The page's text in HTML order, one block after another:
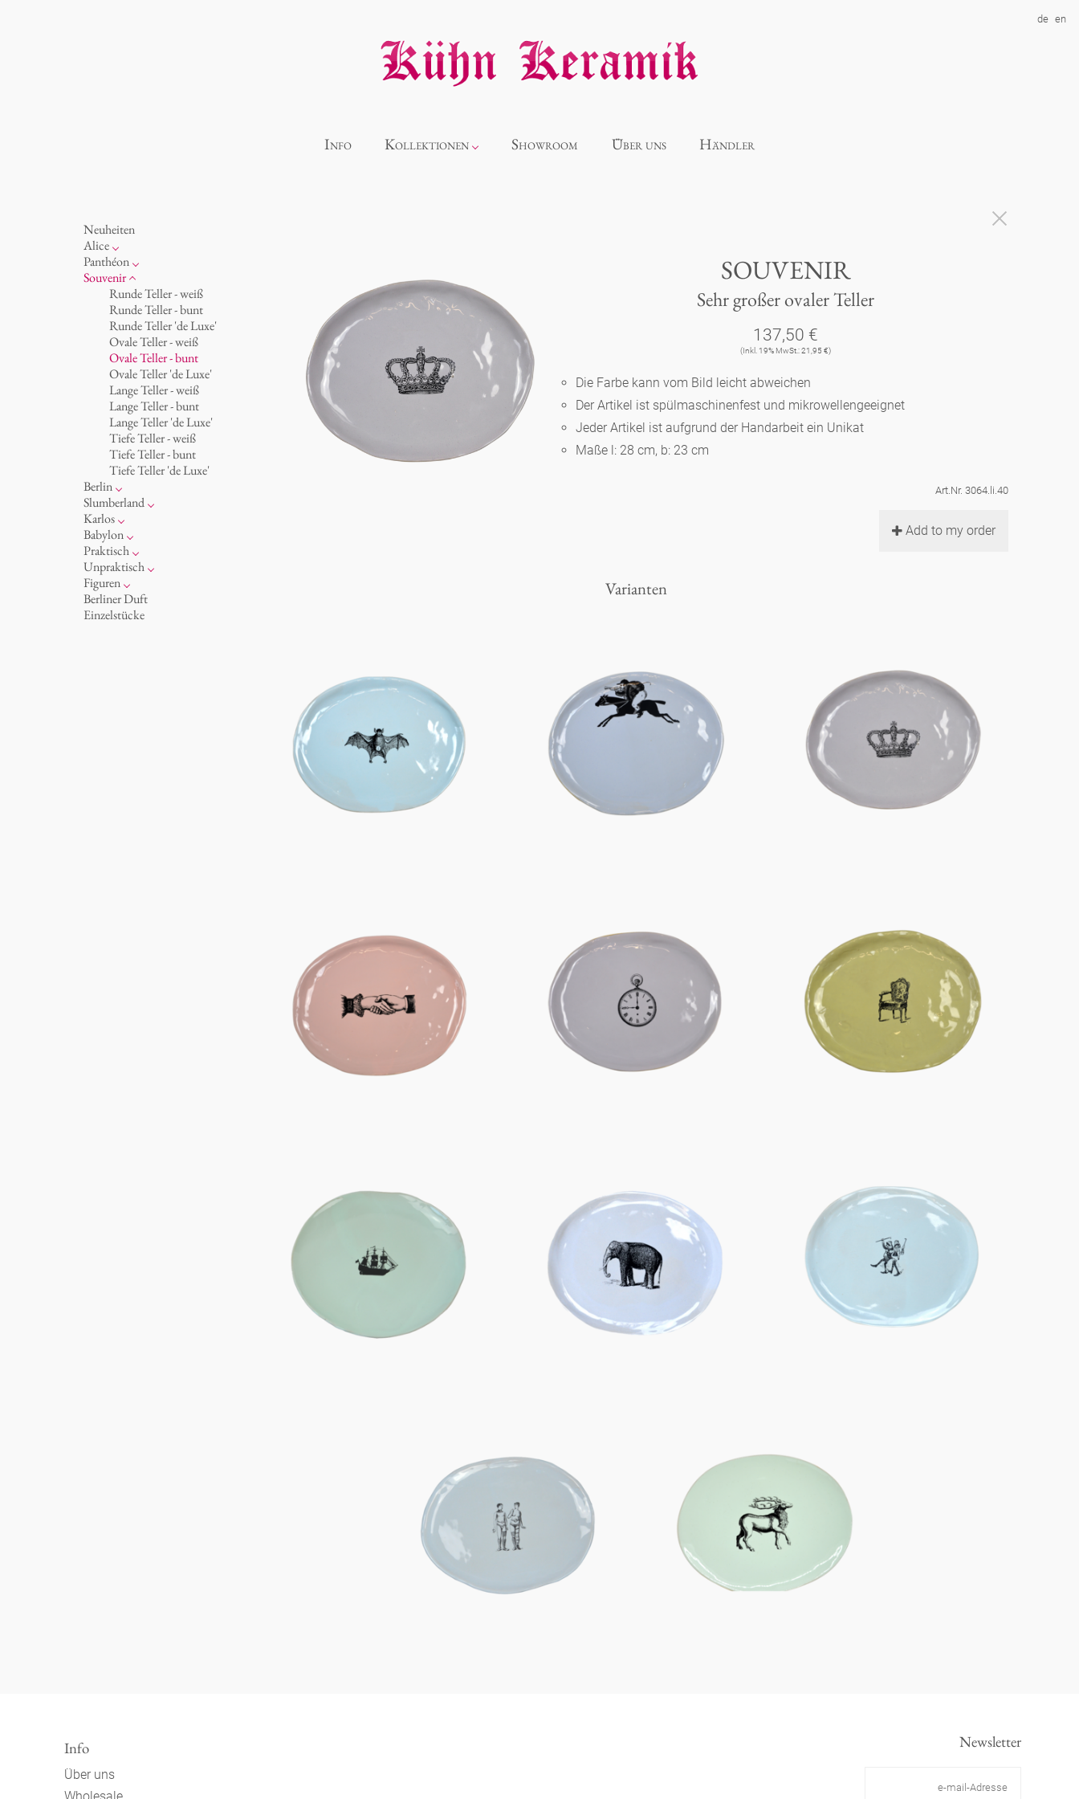
de en
Info Kollektionen
Panthéon
Souvenir
Slumberland
Unpraktisch
Figuren
Berliner Duft
Showroom Über uns Händler
Neuheiten
Alice
Porzellan
Ozean
Tassen 'Glam' weiß
Tassen - weiß
Tassen 'Glam'
Tassen 'de Luxe'
Becher
Becher 'de Luxe'
Schalen
Milchkännchen
Panthéon
Persönlichkeiten
Schriftsteller
Schauspieler
Künstler
Mode
Koch
Königlich
Humor
klassische Musiker
zeitgenössische Musiker
Souvenir
Runde Teller - weiß
Runde Teller - bunt
Runde Teller 'de Luxe'
Ovale Teller - weiß
Ovale Teller - bunt
Ovale Teller 'de Luxe'
Lange Teller - weiß
Lange Teller - bunt
Lange Teller 'de Luxe'
Tiefe Teller - weiß
Tiefe Teller - bunt
Tiefe Teller 'de Luxe'
Berlin
Noël
Tassen
Teller
zum Servieren
Aschenbecher
Slumberland
Kuchenteller
Teekanne
Etagere
amuse gueule
Karlos
Fressnapf
Vasen 'de Luxe'
Vasen
Dosen
Kerzenständer
Babylon
Korb 'de Luxe'
Schalen 'de Luxe'
Weiß
Goldener Käfig
Praktisch
Hände und Füße
Bad
Räucherstäbchenhalter
Schnickschnack
Unpraktisch
Spielen
Dies & Das
Buchstaben
Figuren
Schachspiel Alice
Porzellanfiguren
Berliner Duft
Einzelstücke
SOUVENIR
Sehr großer ovaler Teller
137,50 €
(Inkl. 19% MwSt.: 21,95 €)
Die Farbe kann vom Bild leicht abweichen
Der Artikel ist spülmaschinenfest und mikrowellengeeignet
Jeder Artikel ist aufgrund der Handarbeit ein Unikat
Maße l: 28 cm, b: 23 cm
Art.Nr. 3064.li.40
Add to my order
Varianten
Info
Über uns
Newsletter